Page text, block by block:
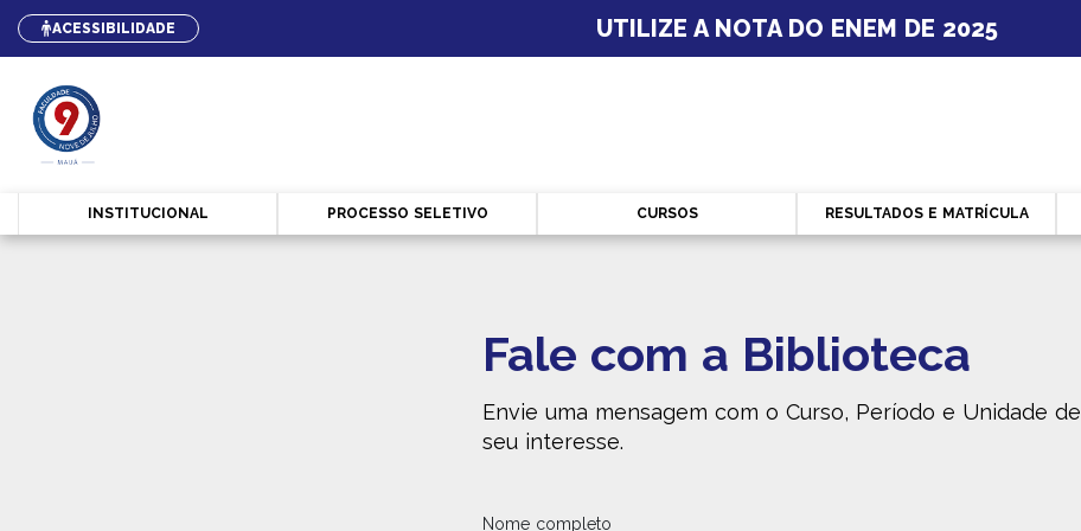
ACESSIBILIDADE UTILIZE A NOTA DO ENEM DE 2025
INSTITUCIONAL PROCESSO SELETIVO CURSOS RESULTADOS E MATRÍCULA
Fale com a Biblioteca
Envie uma mensagem com o Curso, Período e Unidade de
seu interesse.
Nome completo